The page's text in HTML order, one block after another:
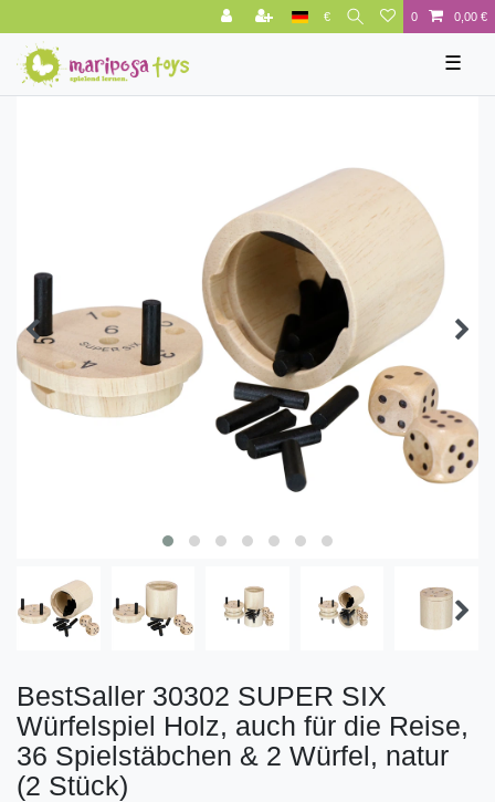
€ 0 0,00 €
☰
BestSaller 30302 SUPER SIX
Würfelspiel Holz, auch für die Reise,
36 Spielstäbchen & 2 Würfel, natur
(2 Stück)